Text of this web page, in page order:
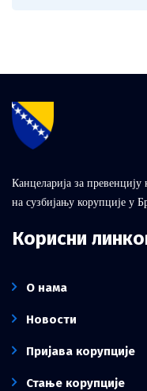
Канцеларија за
на сузбијању корупције у
Корисни
О нама
Новости
Пријава корупције
Стање корупције